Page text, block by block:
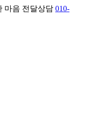
마음 전달상담 010-